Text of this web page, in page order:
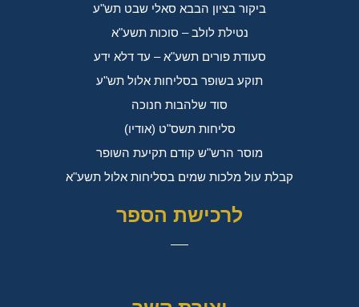
ביקור בציון הבבא סאלי שבט תש"ע
נטילת לולב – סוכות תשע"א
סעודת פורים תשע"א – עד דלא ידע
תוקע בשופר בסליחות אלול תש"ע
סוד שלהבות חנוכה
סליחות תשס"ט (אודיו)
מוסר הרש"ש קודם תקיעת השופר
קבלת עול מלכות שמים בסליחות אלול תשע"א
לרכישת הספר